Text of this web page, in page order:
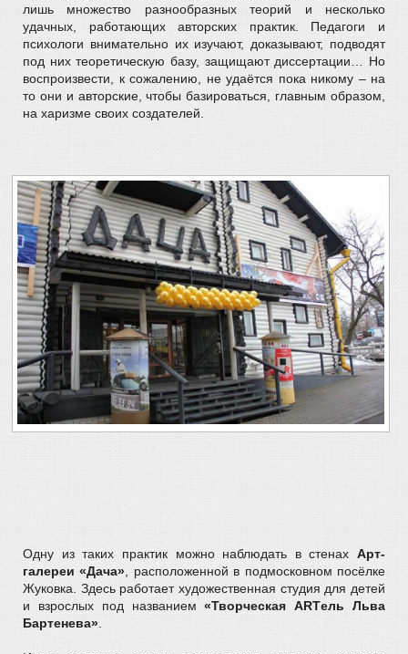
лишь множество разнообразных теорий и несколько
удачных, работающих авторских практик. Педагоги и
психологи внимательно их изучают, доказывают, подводят
под них теоретическую базу, защищают диссертации… Но
воспроизвести, к сожалению, не удаётся пока никому – на
то они и авторские, чтобы базироваться, главным образом,
на харизме своих создателей.
Одну из таких практик можно наблюдать в стенах Арт-
галереи «Дача» , расположенной в подмосковном посёлке
Жуковка. Здесь работает художественная студия для детей
и взрослых под названием«Творческая ARTель Льва
Бартенева»